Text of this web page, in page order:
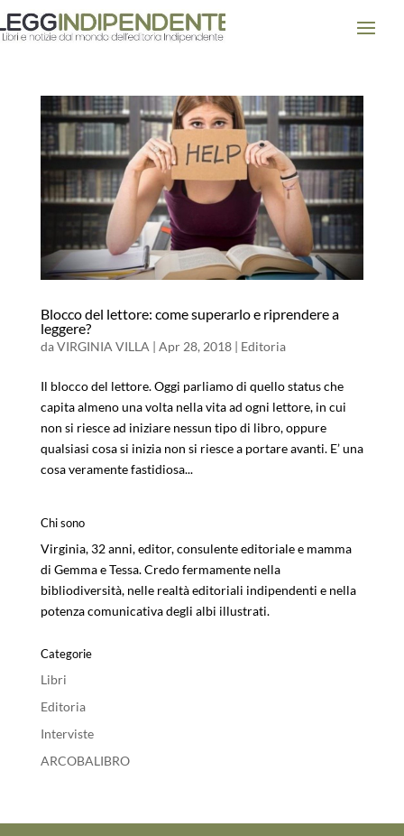
Blocco del lettore: come superarlo e riprendere a
leggere?
daVIRGINIA VILLA | Apr 28, 2018| Editoria
Il blocco del lettore. Oggi parliamo di quello status che
capita almeno una volta nella vita ad ogni lettore, in cui
non si riesce ad iniziare nessun tipo di libro, oppure
qualsiasi cosa si inizia non si riesce a portare avanti. E’ una
cosa veramente fastidiosa...
Chi sono
Virginia, 32 anni, editor, consulente editoriale e mamma
di Gemma e Tessa. Credo fermamente nella
bibliodiversità, nelle realtà editoriali indipendenti e nella
potenza comunicativa degli albi illustrati.
Categorie
Libri
Editoria
Interviste
ARCOBALIBRO